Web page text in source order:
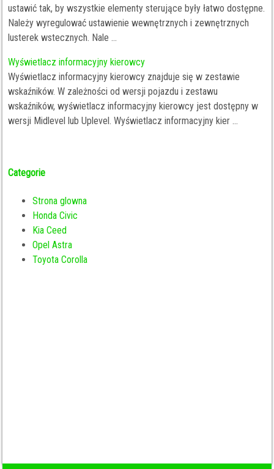
ustawić tak, by wszystkie elementy sterujące były łatwo dostępne.
Należy wyregulować ustawienie wewnętrznych i zewnętrznych
lusterek wstecznych. Nale ...
Wyświetlacz informacyjny kierowcy
Wyświetlacz informacyjny kierowcy znajduje się w zestawie
wskaźników. W zależności od wersji pojazdu i zestawu
wskaźników, wyświetlacz informacyjny kierowcy jest dostępny w
wersji Midlevel lub Uplevel. Wyświetlacz informacyjny kier ...
Categorie
Strona glowna
Honda Civic
Kia Ceed
Opel Astra
Toyota Corolla